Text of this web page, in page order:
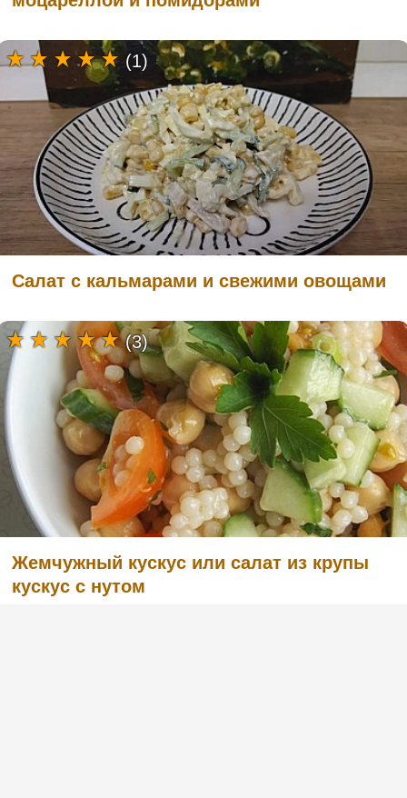
Салат с кальмарами и свежими овощами
(1)
Жемчужный кускус или салат из крупы
кускус с нутом
(3)